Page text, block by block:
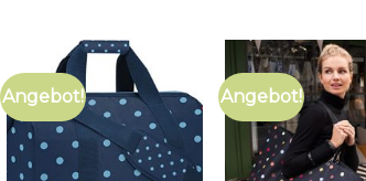
Angebot! Angebot!